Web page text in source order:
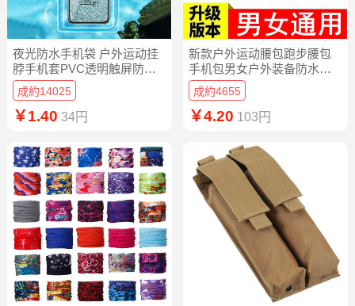
夜光防水手机袋 户外运动挂
脖手机套PVC透明触屏防水
袋子厂家批发
成約14025
￥1.40 34円
新款户外运动腰包跑步腰包
手机包男女户外装备防水隐
形腰包
成約4655
￥4.20 103円